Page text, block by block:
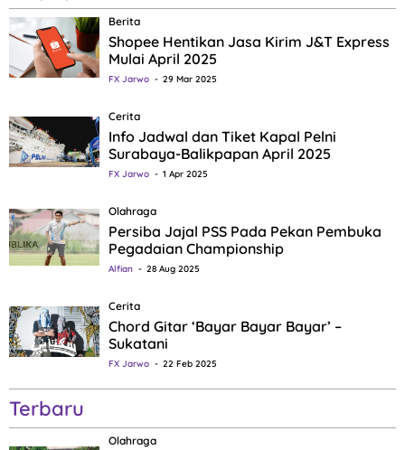
Berita
Shopee Hentikan Jasa Kirim J&T Express
Mulai April 2025
FX Jarwo 29 Mar 2025
Cerita
Info Jadwal dan Tiket Kapal Pelni
Surabaya-Balikpapan April 2025
FX Jarwo 1 Apr 2025
Olahraga
Persiba Jajal PSS Pada Pekan Pembuka
Pegadaian Championship
Alfian 28 Aug 2025
Cerita
Chord Gitar ‘Bayar Bayar Bayar’ –
Sukatani
FX Jarwo 22 Feb 2025
Terbaru
Olahraga